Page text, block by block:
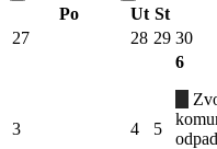
Po Ut St
27
28 29 30
3 4 5
6